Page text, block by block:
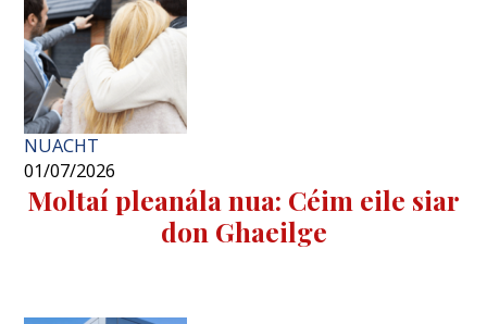
NUACHT
01/07/2026
Moltaí pleanála nua: Céim eile siar
don Ghaeilge